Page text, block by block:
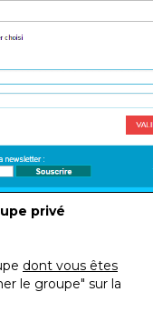
privé
dont vous êtes
le groupe" sur la